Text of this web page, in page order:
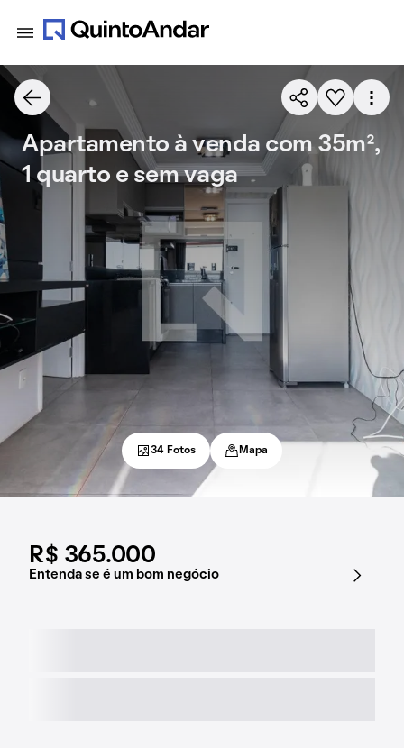
R$ 365.000
Entenda se é um bom negócio
Apartamento à venda com 35m²,
1 quarto e sem vaga
34 Fotos Mapa